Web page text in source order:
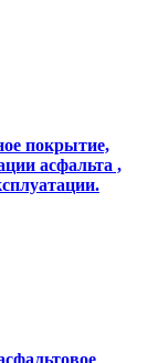
покрытие,
асфальта ,